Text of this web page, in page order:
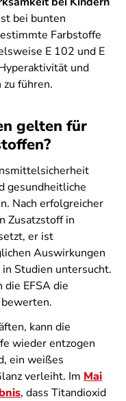
bei bunten
Farbstoffe
E 102 und E
und
führen.
gelten für
gesundheitliche
Nach erfolgreicher
Zusatzstoff in
er ist
Auswirkungen
Studien untersucht.
die EFSA die
kann die
wieder entzogen
ein weißes
verleiht. Im Mai
, dass Titandioxid